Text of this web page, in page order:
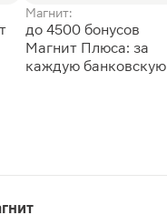
Магнит:
до 4500 бонусов
Магнит Плюса: за
каждую банковскую